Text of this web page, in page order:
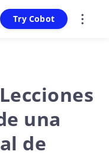
Try Cobot
una
de